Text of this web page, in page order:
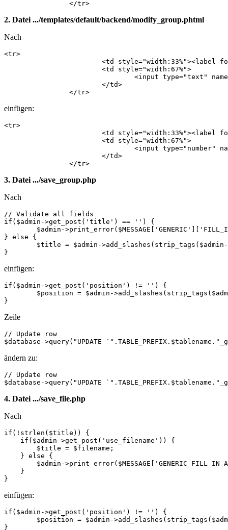
            	</tr>
2. Datei .../templates/default/backend/modify_group.phtml
Nach
<tr>
            	</tr>
einfügen:
<tr>
            	</tr>
3. Datei .../save_group.php
Nach
// Validate all fields
if($admin->get_post('title') == '') {
} else {
}
einfügen:
if($admin->get_post('position') != '') {
}
Zeile
// Update row
$database->query("UPDATE
ändern zu:
// Update row
$database->query("UPDATE
4. Datei .../save_file.php
Nach
if(!strlen($title)) {
    if($admin->get_post('use_filename')) {
        $title = $filename;
    } else {
$admin-
    }
}
einfügen:
if($admin->get_post('position') != '') {
}